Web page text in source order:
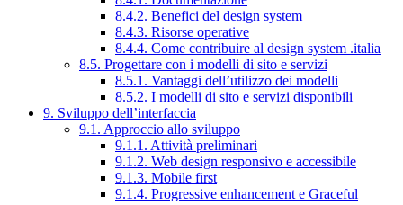
8.4.2. Benefici del design system
8.4.3. Risorse operative
8.4.4. Come contribuire al design system .italia
8.5. Progettare con i modelli di sito e servizi
8.5.1. Vantaggi dell’utilizzo dei modelli
8.5.2. I modelli di sito e servizi disponibili
9. Sviluppo dell’interfaccia
9.1. Approccio allo sviluppo
9.1.1. Attività preliminari
9.1.2. Web design responsivo e accessibile
9.1.3. Mobile first
9.1.4. Progressive enhancement e Graceful